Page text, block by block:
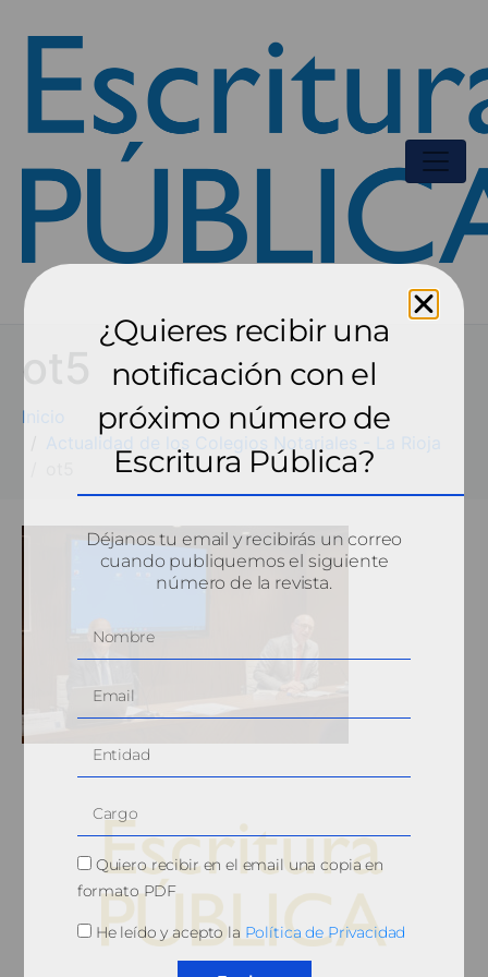
Inicio
Actualidad de los Colegios Notariales - La Rioja
¿Quieres recibir una
notificación con el
próximo número de
Escritura Pública?
Déjanos tu email y recibirás un correo
cuando publiquemos el siguiente
número de la revista.
Quiero recibir en el email una copia en
formato PDF
He leído y acepto la Política de Privacidad